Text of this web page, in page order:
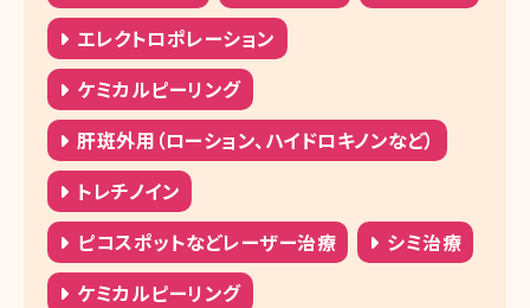
湘南美容クリニック 小倉院
湘南美容クリニック 熊本院
湘南美容クリニック 宮崎院
湘南美容クリニック 那覇院
エレクトロポレーション
ケミカルピーリング
肝斑外用（ローション、ハイドロキノンなど）
トレチノイン
ピコスポットなどレーザー治療
シミ治療
ケミカルピーリング